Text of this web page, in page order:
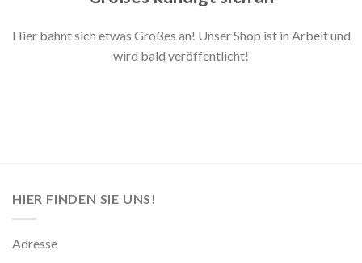
Hier bahnt sich etwas Großes an! Unser Shop ist in Arbeit und
wird bald veröffentlicht!
HIER FINDEN SIE UNS!
Adresse